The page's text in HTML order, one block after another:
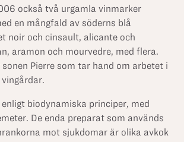
också två urgamla vinmarker
en mångfald av söderns blå
noir och cinsault, alicante och
aramon och mourvedre, med flera.
Pierre som tar hand om arbetet i
biodynamiska principer, med
De enda preparat som används
mot sjukdomar är olika avkok